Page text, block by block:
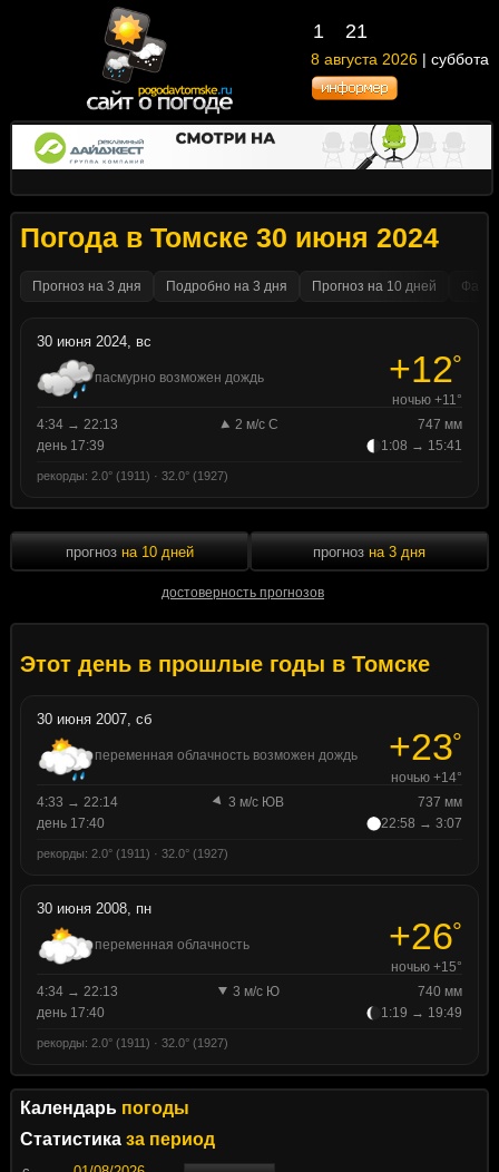
1 21
8 августа 2026 | суббота
Погода в Томске 30 июня 2024
Прогноз на 3 дня Подробно на 3 дня Прогноз на 10 дней
30 июня 2024, вс
пасмурно возможен дождь +12°
ночью +11°
4:34 → 22:13
2 м/с С
747 мм
день 17:39
1:08 → 15:41
рекорды: 2.0° (1911) · 32.0° (1927)
прогноз на 10 дней
достоверность прогнозов
прогноз на 3 дня
Этот день в прошлые годы в Томске
30 июня 2007, сб
переменная облачность возможен дождь +23°
ночью +14°
4:33 → 22:14
3 м/с ЮВ
737 мм
день 17:40
22:58 → 3:07
рекорды: 2.0° (1911) · 32.0° (1927)
30 июня 2008, пн
переменная облачность +26°
ночью +15°
4:34 → 22:13
3 м/с Ю
740 мм
день 17:40
1:19 → 19:49
рекорды: 2.0° (1911) · 32.0° (1927)
Календарь погоды
Статистика за период